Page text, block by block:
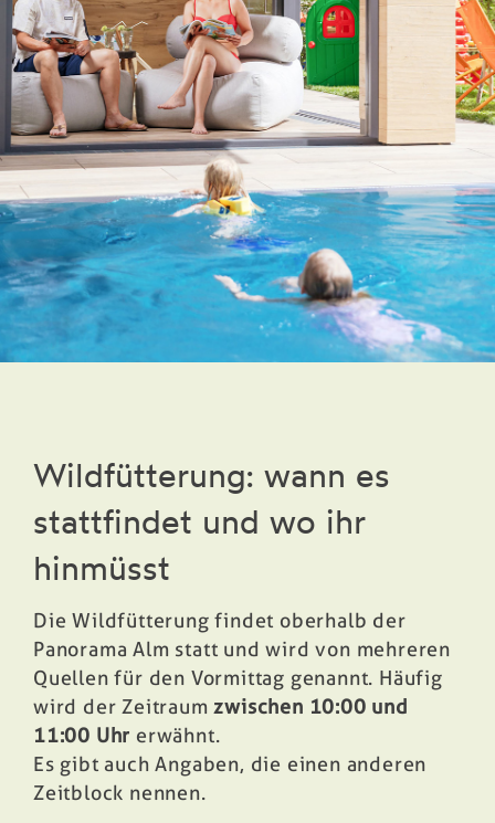
Wildfütterung: wann es
stattfindet und wo ihr
hinmüsst
Die Wildfütterung findet oberhalb der
Panorama Alm statt und wird von mehreren
Quellen für den Vormittag genannt. Häufig
wird der Zeitraum zwischen 10:00 und
11:00 Uhr erwähnt.
Es gibt auch Angaben, die einen anderen
Zeitblock nennen.